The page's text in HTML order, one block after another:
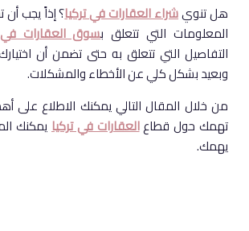
هل تنويشراء العقارات في تركيا؟ إذاً يجب أن
المعلومات التي تتعلق بسوق العقارات في
التفاصيل التي تتعلق به حتى تضمن أن
وبعيد بشكل كلي عن الأخطاء والمشكلات.
من خلال المقال التالي يمكنك الاطلاع على
تهمك حول قطاعالعقارات في تركيايمكنك
يهمك.